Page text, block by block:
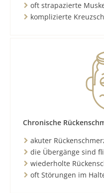
oft strapazierte
komplizierte
Chronische
akuter
die Übergänge sind
wiederholte
oft Störungen im